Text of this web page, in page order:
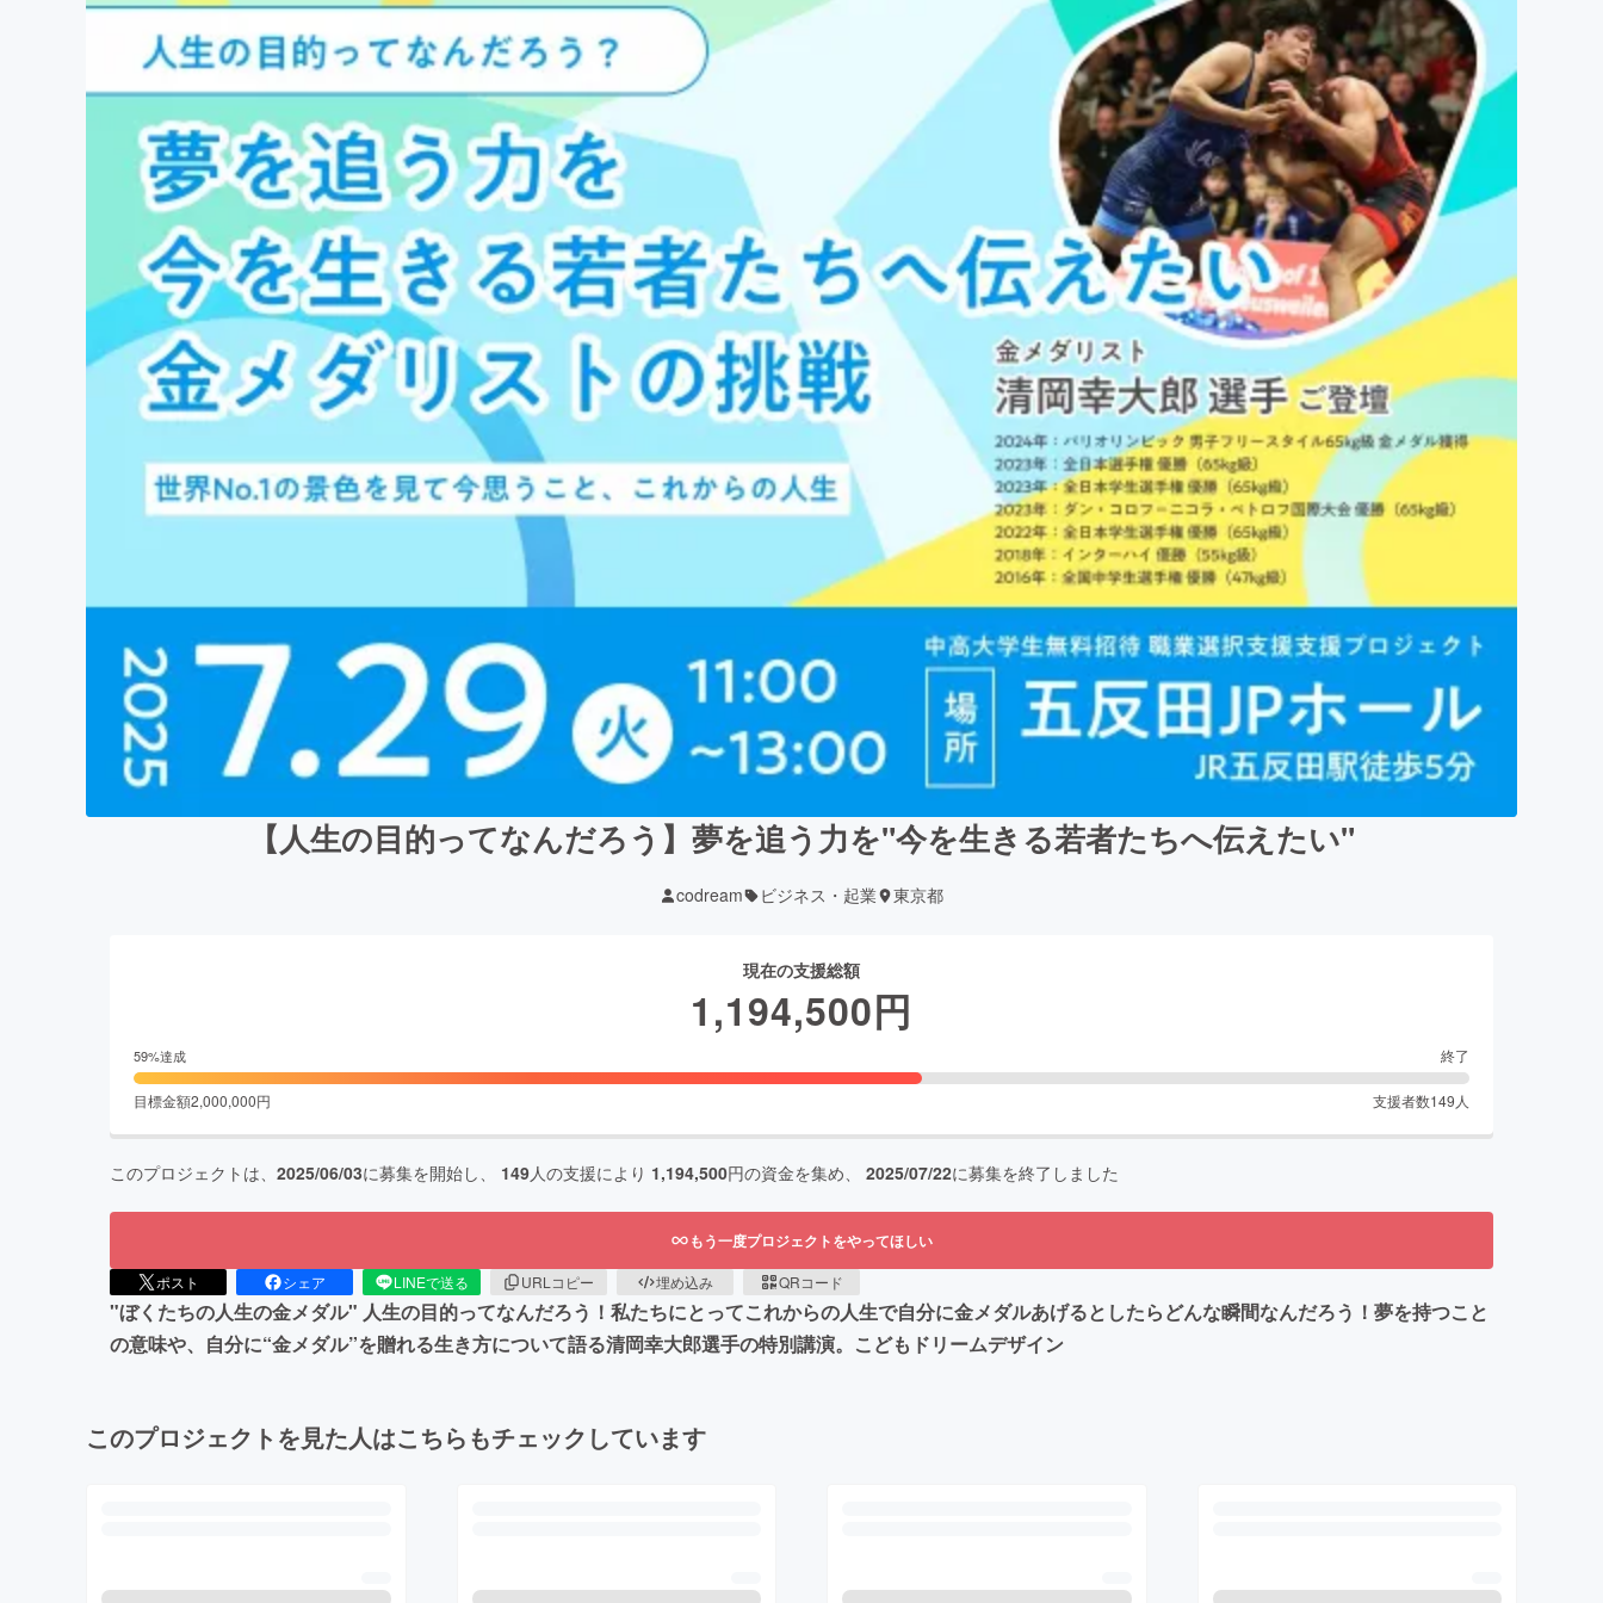
【人生の目的ってなんだろう】夢を追う力を"今を生きる若者たちへ伝えたい"
codream ビジネス・起業 東京都
現在の支援総額
1,194,500円
59%達成 終了
目標金額2,000,000円 支援者数149 人
このプロジェクトは、 2025/06/03に募集を開始し、 149人の支援により 1,194,500円の資金を集め、 2025/07/22に募集を終了しました
もう一度プロジェクトをやってほしい
ポスト シェア LINEで送る URLコピー 埋め込み QRコード
"ぼくたちの人生の金メダル" 人生の目的ってなんだろう！私たちにとってこれからの人生で自分に金メダルあげるとしたらどんな瞬間なんだろう！夢を持つこと
の意味や、自分に“金メダル”を贈れる生き方について語る清岡幸大郎選手の特別講演。こどもドリームデザイン
このプロジェクトを見た人はこちらもチェックしています